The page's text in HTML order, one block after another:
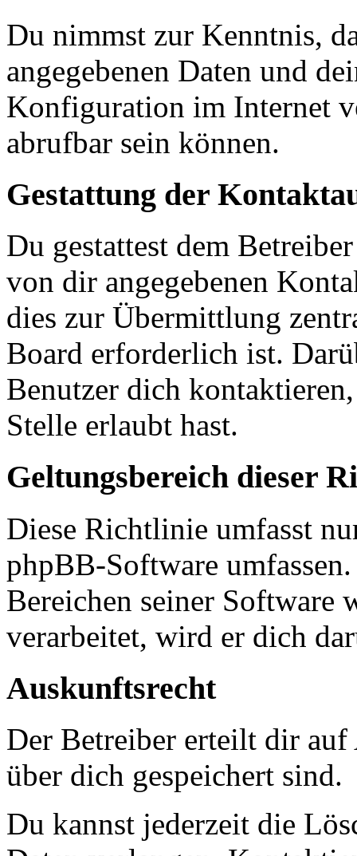
Du nimmst zur Kenntnis,
angegebenen Daten und
Konfiguration im Internet
abrufbar sein können.
Gestattung der
Du gestattest dem
von dir angegebenen
dies zur Übermittlung
Board erforderlich ist.
Benutzer dich
Stelle erlaubt hast.
Geltungsbereich dieser
Diese Richtlinie umfasst
phpBB-Software
Bereichen seiner Software
verarbeitet, wird er dich
Auskunftsrecht
Der Betreiber erteilt dir
über dich gespeichert sind.
Du kannst jederzeit die